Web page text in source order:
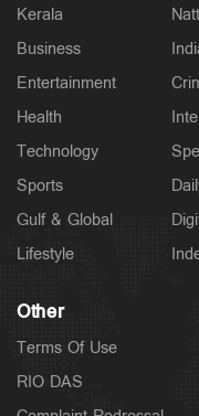
Latest
സ്ഥാപനങ്ങള്‍ക്ക്
2 hours ago
Kerala
Business
Entertainment
Health
Technology
Sports
Gulf & Global
Lifestyle
Other
Terms Of Use
RIO DAS